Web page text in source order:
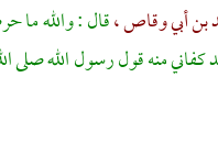
أبي وقاص ،قال : والله
كفاني منه قول رسول الله